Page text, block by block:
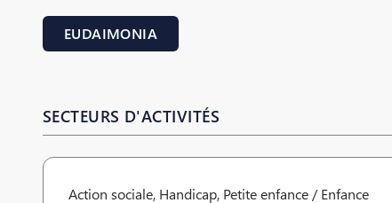
EUDAIMONIA
SECTEURS D'ACTIVITÉS
Action sociale, Handicap, Petite enfance / Enfance